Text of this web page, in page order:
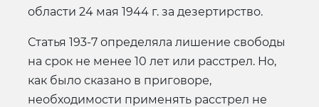
области 24 мая 1944 г. за дезертирство.
Статья 193-7 определяла лишение свободы
на срок не менее 10 лет или расстрел. Но,
как было сказано в приговоре,
необходимости применять расстрел не